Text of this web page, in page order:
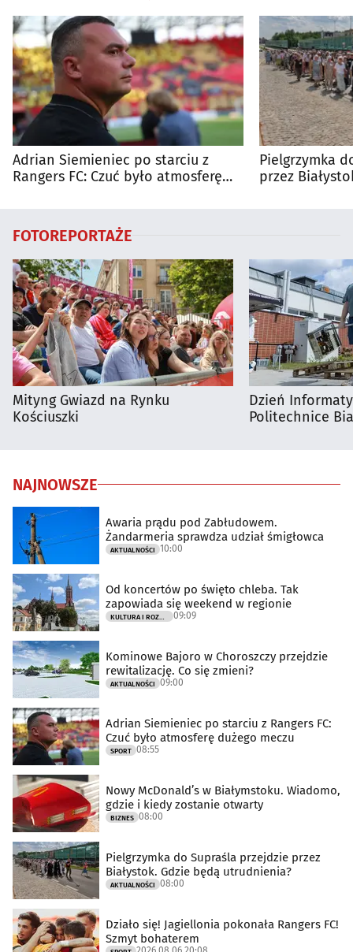
Adrian Siemieniec po starciu z
Rangers FC: Czuć było atmosferę
Pielgrzymka
przez
FOTOREPORTAŻE
Mityng Gwiazd na Rynku
Kościuszki
Dzień
Politechnice
NAJNOWSZE
Awaria prądu pod Zabłudowem.
Żandarmeria sprawdza udział śmigłowca
AKTUALNOŚCI 10:00
Od koncertów po święto chleba. Tak
zapowiada się weekend w regionie
KULTURA I ROZRYWKA 09:09
Kominowe Bajoro w Choroszczy przejdzie
rewitalizację. Co się zmieni?
AKTUALNOŚCI 09:00
Adrian Siemieniec po starciu z Rangers FC:
Czuć było atmosferę dużego meczu
SPORT 08:55
Nowy McDonald’s w Białymstoku. Wiadomo,
gdzie i kiedy zostanie otwarty
BIZNES 08:00
Pielgrzymka do Supraśla przejdzie przez
Białystok. Gdzie będą utrudnienia?
AKTUALNOŚCI 08:00
Działo się! Jagiellonia pokonała Rangers FC!
Szmyt bohaterem